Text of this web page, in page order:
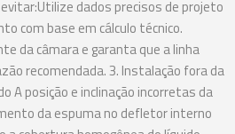
dados precisos de projeto
com base em cálculo técnico.
da câmara e garanta que a linha
recomendada. 3. Instalação fora da
A posição e inclinação incorretas da
da espuma no defletor interno